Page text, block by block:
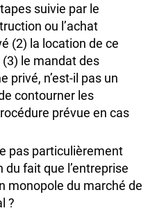
suivie par le
ou l’achat
(2) la location de ce
le mandat des
privé, n’est-il pas un
contourner les
prévue en cas
pas particulièrement
fait que l’entreprise
monopole du marché de
?